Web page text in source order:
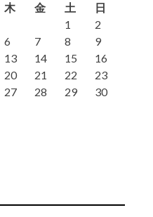
木 金 土 日
1
2
6 7 8
9
13 14 15
16
20 21 22
23
27 28 29
30